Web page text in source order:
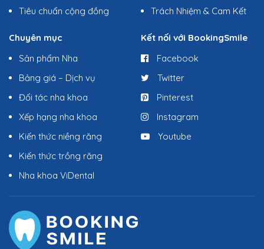
Tiêu chuẩn cộng đồng
Trách Nhiệm & Cam Kết
Chuyên mục
Sản phẩm Nha
Bảng giá – Dịch vụ
Đối tác nha khoa
Xếp hạng nha khoa
Kiến thức niềng răng
Kiến thức trồng răng
Nha khoa ViDental
Kết nối với BookingSmile
Facebook
Twitter
Pinterest
Instagram
Youtube